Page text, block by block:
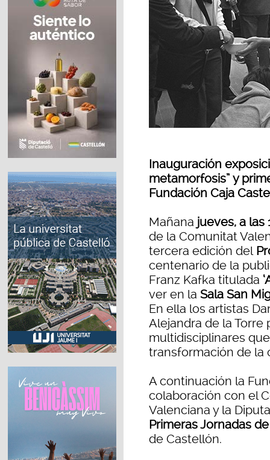
Inauguración
metamorfosis” y
Fundación Caja
Mañana jueves, a las
de la Comunitat
tercera edición del
centenario de la
Franz Kafka titulada
ver en la Sala San
En ella los artistas
Alejandra de la
multidisciplinares
transformación de la
A continuación la
colaboración con el
Valenciana y la
Primeras Jornadas
de Castellón.